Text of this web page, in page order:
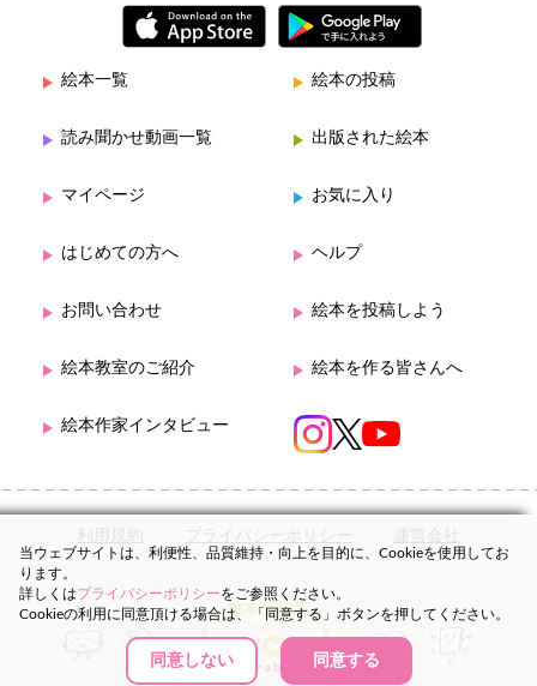
絵本一覧 絵本の投稿
読み聞かせ動画一覧 出版された絵本
マイページ お気に入り
はじめての方へ ヘルプ
お問い合わせ 絵本を投稿しよう
絵本教室のご紹介 絵本を作る皆さんへ
絵本作家インタビュー
利用規約 プライバシーポリシー 運営会社
当ウェブサイトは、利便性、品質維持・向上を目的に、Cookieを使用してお
ります。
詳しくはプライバシーポリシーをご参照ください。
Cookieの利用に同意頂ける場合は、「同意する」ボタンを押してください。
同意しない 同意する